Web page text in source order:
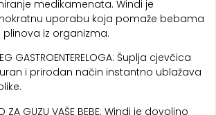
medikamenata. Windi je
uporabu koja pomaže bebama
plinova iz organizma.
GASTROENTERELOGA: Šuplja cjevčica
i prirodan način instantno ublažava
ZA GUZU VAŠE BEBE: Windi je dovoljno